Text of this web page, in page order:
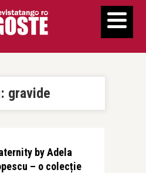
gravide
by Adela
– o colecție